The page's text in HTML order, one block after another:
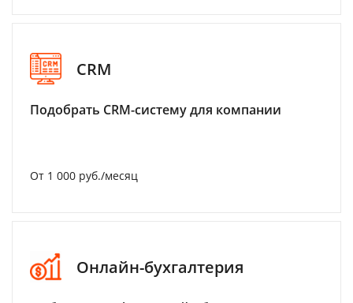
CRM
Подобрать CRM-систему для компании
От 1 000 руб./месяц
Онлайн-бухгалтерия